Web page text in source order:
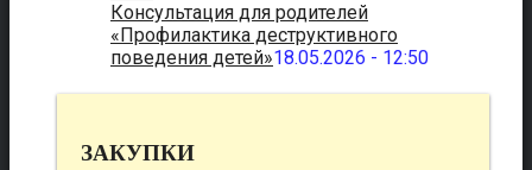
Консультация для родителей
«Профилактика деструктивного
поведения детей»18.05.2026 - 12:50
ЗАКУПКИ